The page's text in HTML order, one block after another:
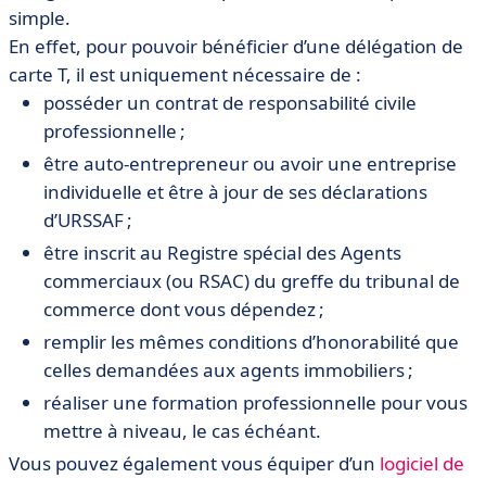
simple.
En effet, pour pouvoir bénéficier d’une délégation de
carte T, il est uniquement nécessaire de :
posséder un contrat de responsabilité civile
professionnelle ;
être auto-entrepreneur ou avoir une entreprise
individuelle et être à jour de ses déclarations
d’URSSAF ;
être inscrit au Registre spécial des Agents
commerciaux (ou RSAC) du greffe du tribunal de
commerce dont vous dépendez ;
remplir les mêmes conditions d’honorabilité que
celles demandées aux agents immobiliers ;
réaliser une formation professionnelle pour vous
mettre à niveau, le cas échéant.
Vous pouvez également vous équiper d’un logiciel de